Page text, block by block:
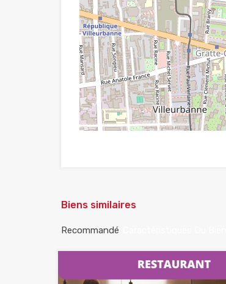
Biens similaires
Recommandé